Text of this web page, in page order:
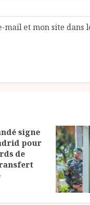
mail et mon site dans
signe
pour
de